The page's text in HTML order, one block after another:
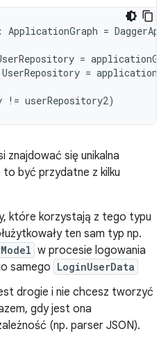
: ApplicationGraph =
=
UserRepository =
!= userRepository2)
znajdować się unikalna
być przydatne z kilku
które korzystają z tego typu
ten sam typ np.
w procesie logowania
samego LoginUserData
drogie i nie chcesz tworzyć
gdy jest ona
(np. parser JSON).